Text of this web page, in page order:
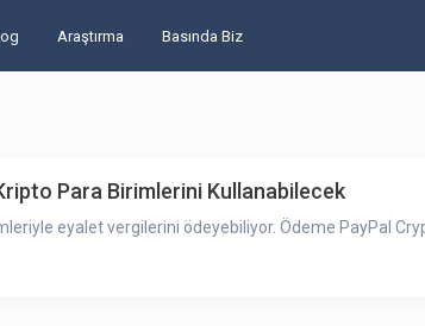
Araştırma Basında Biz
Para Birimlerini Kullanabilecek
eyalet vergilerini ödeyebiliyor. Ödeme PayPal